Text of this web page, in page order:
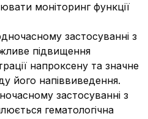
моніторинг функції
застосуванні з
підвищення
напроксену та значне
його напіввиведення.
застосуванні з
гематологічна